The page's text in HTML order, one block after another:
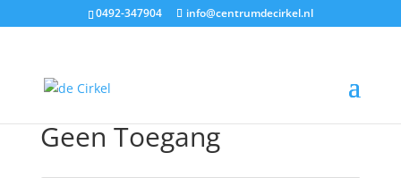
0492-347904 info@centrumdecirkel.nl
Geen Toegang